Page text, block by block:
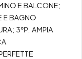
E BALCONE;
E BAGNO
3°P. AMPIA